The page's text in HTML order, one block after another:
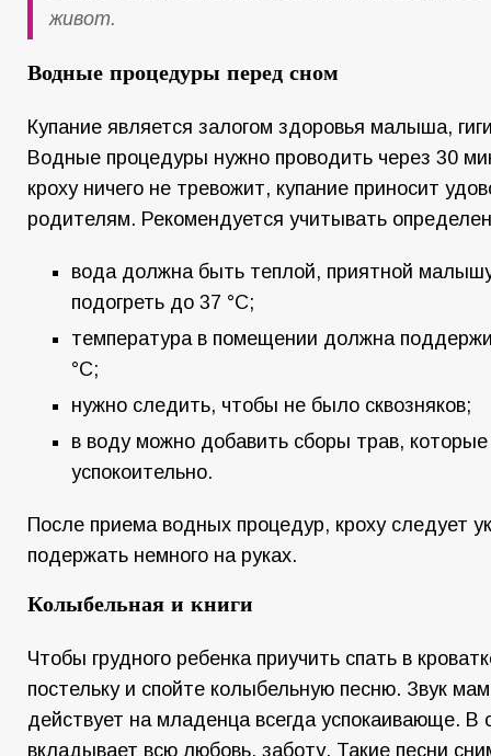
живот.
Водные процедуры перед сном
Купание является залогом здоровья малыша,
Водные процедуры нужно проводить через 30
кроху ничего не тревожит, купание приносит
родителям. Рекомендуется учитывать
вода должна быть теплой, приятной
подогреть до 37 °С;
температура в помещении должна
°С;
нужно следить, чтобы не было сквозняков;
в воду можно добавить сборы трав,
успокоительно.
После приема водных процедур, кроху следует
подержать немного на руках.
Колыбельная и книги
Чтобы грудного ребенка приучить спать в
постельку и спойте колыбельную песню. Звук
действует на младенца всегда успокаивающе. В
вкладывает всю любовь, заботу. Такие песни